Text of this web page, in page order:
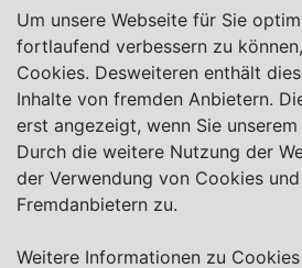
Köstlichkeiten (Quelle:
osterholz.de).
Karte nur sichtbar, wenn
Um unsere Webseite für Sie
fortlaufend verbessern zu
Cookies. Desweiteren enthält
Inhalte von fremden Anbietern.
erst angezeigt, wenn Sie
Durch die weitere Nutzung der
der Verwendung von Cookies
Fremdanbietern zu.
Weitere Informationen zu